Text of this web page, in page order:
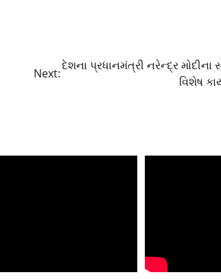
Next:
દેશના પ્રધાનમંત્રી નરેન્દ્ર મોદીના
વિશેષ